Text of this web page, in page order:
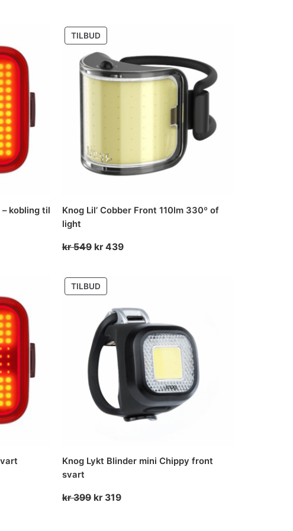
var:
kr 399.
kobling til
TILBUD
PÅ
SALG
Knog Lil’ Cobber Front 110lm 330º of
light
kr549 Opprinnelig
kr 549.
kr439Nåværende
TILBUD
PÅ
SALG
Knog Lykt Blinder mini Chippy front
svart
kr399 Opprinnelig
kr319Nåværende